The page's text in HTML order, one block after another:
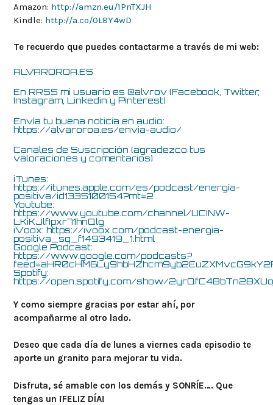
Amazon: http://amzn.eu/1PnTXJH
Kindle: http://a.co/0L8Y4wD
Te recuerdo que puedes contactarme a través de mi web:
ALVAROROA.ES
En RRSS mi usuario es @alvrov (Facebook, Twitter,
Instagram, Linkedin y Pinterest)
Envía tu buena noticia en audio:
https://alvaroroa.es/envia-audio/
Canales de Suscripción (agradezco tus
valoraciones y comentarios)
iTunes:
https://itunes.apple.com/es/podcast/energía-
positiva/id1335100154?mt=2
Youtube:
https://www.youtube.com/channel/UCINW-
LKiKJlfIpxr71hnQlg
iVoox: https://ivoox.com/podcast-energia-
positiva_sq_f1493419_1.html
Google Podcast:
https://www.google.com/podcasts?
Spotify:
https://open.spotify.com/show/
Y como siempre gracias por estar ahí, por
acompañarme al otro lado.
Deseo que cada día de lunes a viernes cada episodio te
aporte un granito para mejorar tu vida.
Disfruta, sé amable con los demás y SONRÍE…. Que
tengas un ¡FELIZ DÍA!